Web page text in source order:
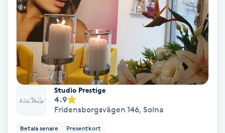
Dermapen
Diamantslipning
Enzympeeling
Studio Prestige
4.9
Fridensborgsvägen 146, Solna
Betala senare Presentkort